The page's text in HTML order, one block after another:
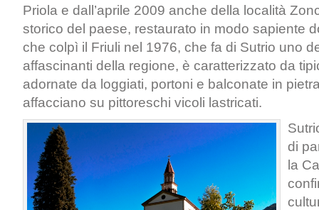
Priola e dall’aprile 2009 anche della località
storico del paese, restaurato in modo sapiente
che colpì il Friuli nel 1976, che fa di Sutrio uno
affascinanti della regione, è caratterizzato da
adornate da loggiati, portoni e balconate in
affacciano su pittoreschi vicoli lastricati.
di
la